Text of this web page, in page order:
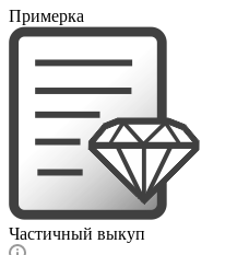
Примерка
Частичный выкуп